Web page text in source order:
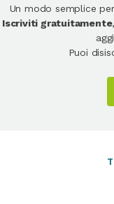
Un modo semplice
Iscriviti gratuitamente
Puoi